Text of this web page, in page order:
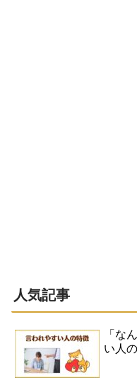
人気記事
「な
い人